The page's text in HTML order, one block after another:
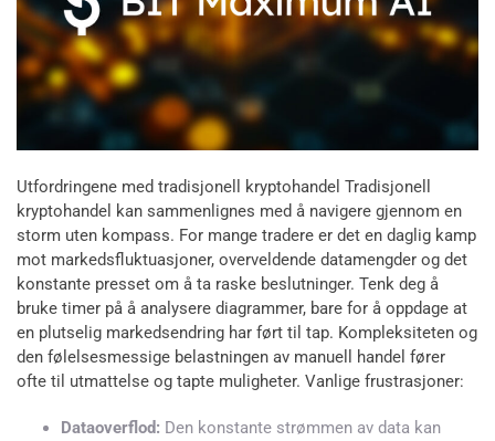
Utfordringene med tradisjonell kryptohandel Tradisjonell
kryptohandel kan sammenlignes med å navigere gjennom en
storm uten kompass. For mange tradere er det en daglig kamp
mot markedsfluktuasjoner, overveldende datamengder og det
konstante presset om å ta raske beslutninger. Tenk deg å
bruke timer på å analysere diagrammer, bare for å oppdage at
en plutselig markedsendring har ført til tap. Kompleksiteten og
den følelsesmessige belastningen av manuell handel fører
ofte til utmattelse og tapte muligheter. Vanlige frustrasjoner:
Dataoverflod: Den konstante strømmen av data kan